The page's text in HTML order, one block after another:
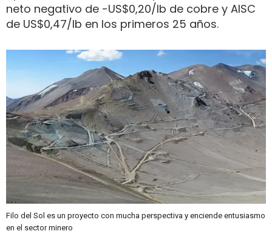
neto negativo de -US$0,20/lb de cobre y AISC
de US$0,47/lb en los primeros 25 años.
Filo del Sol es un proyecto con mucha perspectiva y enciende entusiasmo
en el sector minero